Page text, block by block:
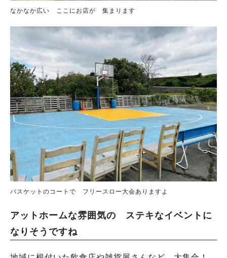
なかなか広い ここにお店が 集まります
バスケットのコートで フリースロー大会ありますよ
アットホームな雰囲気の ステキなイベントに
なりそうですね